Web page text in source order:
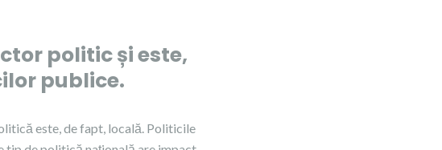
politic și este,
publice.
este, de fapt, locală. Politicile